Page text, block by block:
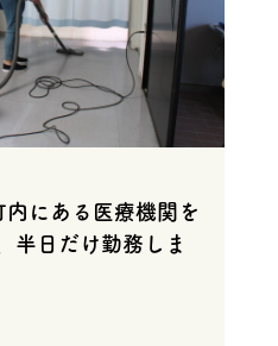
内にある医療機関を
半日だけ勤務しま